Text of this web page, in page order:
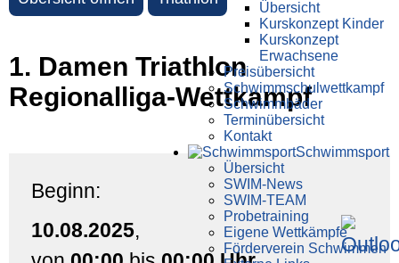
Übersicht
Kurskonzept Kinder
Kurskonzept
Erwachsene
Preis­über­sicht
Schwimm­schul­wett­kampf
Schwimm­bäder
Terminübersicht
Kontakt
Schwimm­sport
Übersicht
SWIM-News
SWIM-TEAM
Probe­training
Eigene Wettkämpfe
Förderverein Schwimmen
1. Damen Triathlon
Regionalliga-Wettkampf
Beginn:
10.08.2025,